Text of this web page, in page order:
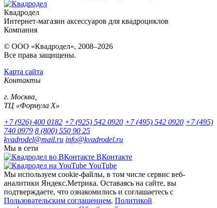
Квадродел
Интернет-магазин аксессуаров для квадроциклов
Компания
© ООО «Квадродел», 2008–2026
Все права защищены.
Карта сайта
Контакты
г. Москва,
ТЦ «Формула Х»
+7 (926) 400 0182 +7 (925) 542 0920 +7 (495) 542 0920 +7 (495)
740 0979 8 (800) 550 90 25
kvadrodel@mail.ru info@kvadrodel.ru
Мы в сети
ВКонтакте
YouTube
Мы используем cookie-файлы, в том числе сервис веб-
аналитики Яндекс.Метрика. Оставаясь на сайте, вы
подтверждаете, что ознакомились и соглашаетесь с
Пользовательским соглашением, Политикой